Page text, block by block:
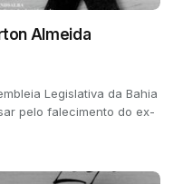
Almeida
Legislativa da Bahia
pelo falecimento do ex-